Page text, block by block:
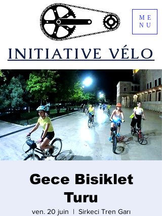
​INITIATIVE VÉLO
ME
NU
Gece Bisiklet
Turu
ven. 20 juin
  |
Sirkeci Tren Garı